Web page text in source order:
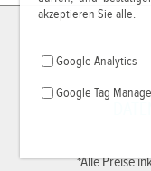
akzeptieren Sie alle.
Google Analytics
Google Tag
*Alle Preise